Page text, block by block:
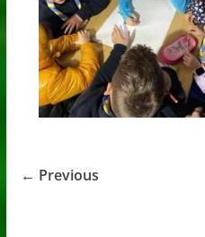
← Previous